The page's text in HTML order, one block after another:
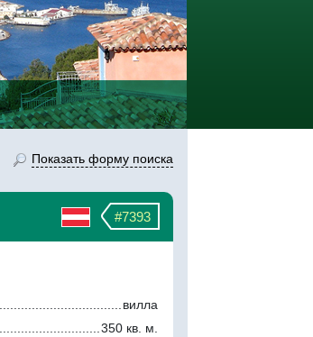
Показать форму поиска
#7393
вилла
350 кв. м.